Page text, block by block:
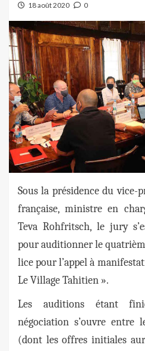
18 août 2020 0
Sous la présidence du vice-
française, ministre en
Teva Rohfritsch, le jury
pour auditionner le
lice pour l’appel à
Le Village Tahitien ».
Les auditions étant
négociation s’ouvre entre
(dont les offres initiales